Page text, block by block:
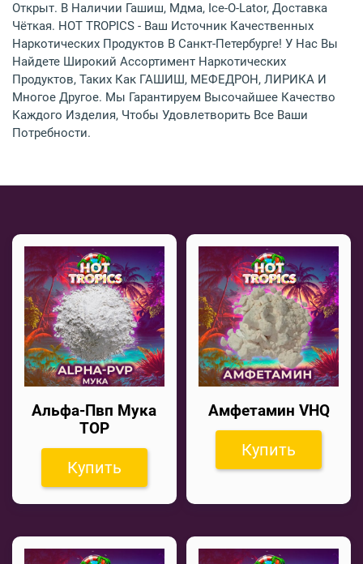
Открыт. В Наличии Гашиш, Мдма, Ice-O-Lator, Доставка
Чёткая. HOT TROPICS - Ваш Источник Качественных
Наркотических Продуктов В Санкт-Петербурге! У Нас Вы
Найдете Широкий Ассортимент Наркотических
Продуктов, Таких Как ГАШИШ, МЕФЕДРОН, ЛИРИКА И
Многое Другое. Мы Гарантируем Высочайшее Качество
Каждого Изделия, Чтобы Удовлетворить Все Ваши
Потребности.
Альфа-Пвп Мука
TOP
Купить
Амфетамин VHQ
Купить